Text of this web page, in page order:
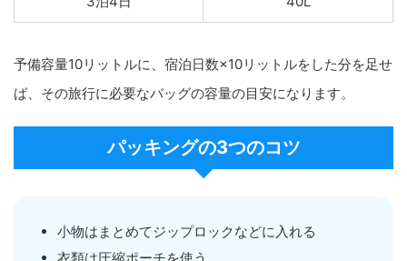
予備容量10リットルに、宿泊日数×10リットルをした分を足せ
ば、その旅行に必要なバッグの容量の目安になります。
パッキングの3つのコツ
小物はまとめてジップロックなどに入れる